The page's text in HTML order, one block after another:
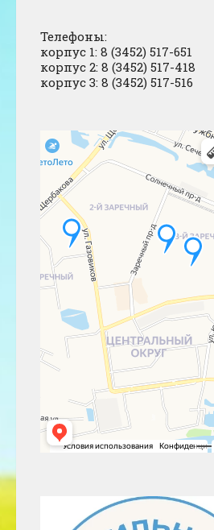
Телефоны:
корпус 1: 8 (3452) 517-651
корпус 2: 8 (3452) 517-418
корпус 3: 8 (3452) 517-516